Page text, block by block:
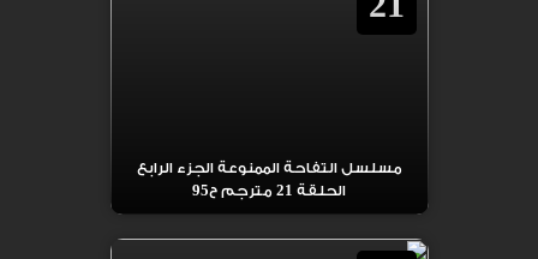
مسلسل التفاحة الممنوعة الجزء الرابع
الحلقة 21 مترجم ح95